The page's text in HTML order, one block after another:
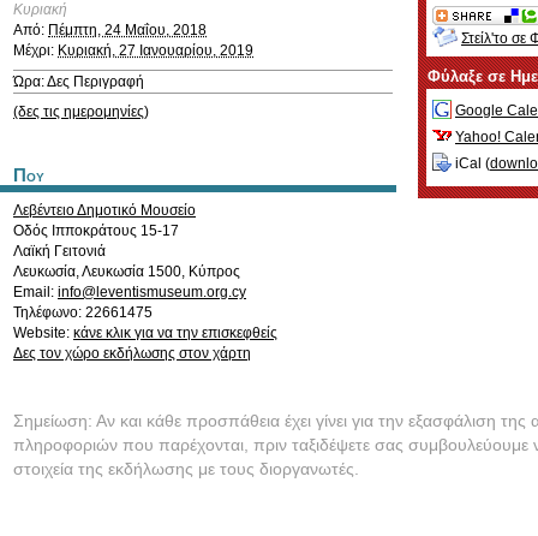
Κυριακή
Από: Πέμπτη, 24 Μαΐου, 2018
Μέχρι: Κυριακή, 27 Ιανουαρίου, 2019
Ώρα: Δες Περιγραφή
(δες τις ημερομηνίες)
Που
Λεβέντειο Δημοτικό Μουσείο
Οδός Ιπποκράτους 15-17
Λαϊκή Γειτονιά
Λευκωσία,Λευκωσία 1500, Κύπρος
Email: info@leventismuseum.org.cy
Τηλέφωνο: 22661475
Website: κάνε κλικ για να την επισκεφθείς
Δες τον χώρο εκδήλωσης στον χάρτη
Στείλ'το σε
Φύλαξε σε
Google
Yahoo!
iCal (
Σημείωση: Αν και κάθε προσπάθεια έχει γίνει για την εξασφάλιση της
πληροφοριών που παρέχονται, πριν ταξιδέψετε σας συμβουλεύουμε
στοιχεία της εκδήλωσης με τους διοργανωτές.